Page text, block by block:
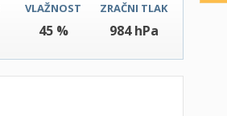
VLAŽNOST
45 %
ZRAČNI TLAK
984 hPa